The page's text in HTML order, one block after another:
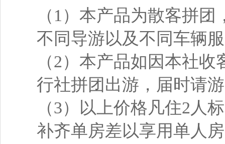
（1）本产品为散客拼
不同导游以及不同车辆
（2）本产品如因本社
行社拼团出游，届时请
（3）以上价格凡住2人
补齐单房差以享用单人